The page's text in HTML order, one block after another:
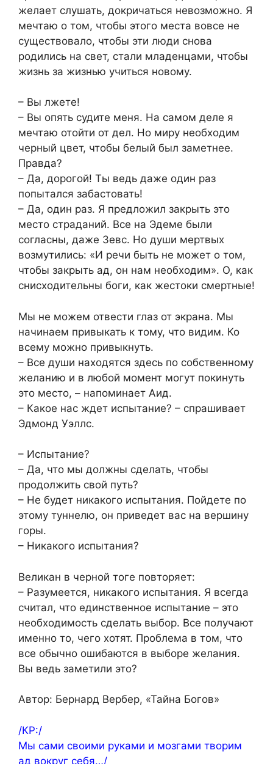
желает слушать, докричаться невозможно. Я
мечтаю о том, чтобы этого места вовсе не
существовало, чтобы эти люди снова
родились на свет, стали младенцами, чтобы
жизнь за жизнью учиться новому.
– Вы лжете!
– Вы опять судите меня. На самом деле я
мечтаю отойти от дел. Но миру необходим
черный цвет, чтобы белый был заметнее.
Правда?
– Да, дорогой! Ты ведь даже один раз
попытался забастовать!
– Да, один раз. Я предложил закрыть это
место страданий. Все на Эдеме были
согласны, даже Зевс. Но души мертвых
возмутились: «И речи быть не может о том,
чтобы закрыть ад, он нам необходим». О, как
снисходительны боги, как жестоки смертные!
Мы не можем отвести глаз от экрана. Мы
начинаем привыкать к тому, что видим. Ко
всему можно привыкнуть.
– Все души находятся здесь по собственному
желанию и в любой момент могут покинуть
это место, – напоминает Аид.
– Какое нас ждет испытание? – спрашивает
Эдмонд Уэллс.
– Испытание?
– Да, что мы должны сделать, чтобы
продолжить свой путь?
– Не будет никакого испытания. Пойдете по
этому туннелю, он приведет вас на вершину
горы.
– Никакого испытания?
Великан в черной тоге повторяет:
– Разумеется, никакого испытания. Я всегда
считал, что единственное испытание – это
необходимость сделать выбор. Все получают
именно то, чего хотят. Проблема в том, что
все обычно ошибаются в выборе желания.
Вы ведь заметили это?
Автор: Бернард Вербер, «Тайна Богов»
/КР:/
Мы сами своими руками и мозгами творим
ад вокруг себя…/